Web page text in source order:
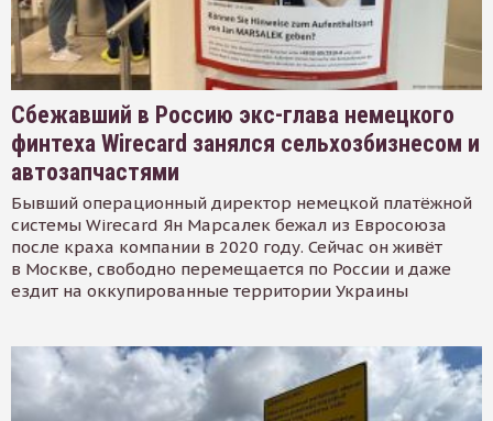
Сбежавший в Россию экс-глава немецкого
финтеха Wirecard занялся сельхозбизнесом и
автозапчастями
Бывший операционный директор немецкой платёжной
системы Wirecard Ян Марсалек бежал из Евросоюза
после краха компании в 2020 году. Сейчас он живёт
в Москве, свободно перемещается по России и даже
ездит на оккупированные территории Украины